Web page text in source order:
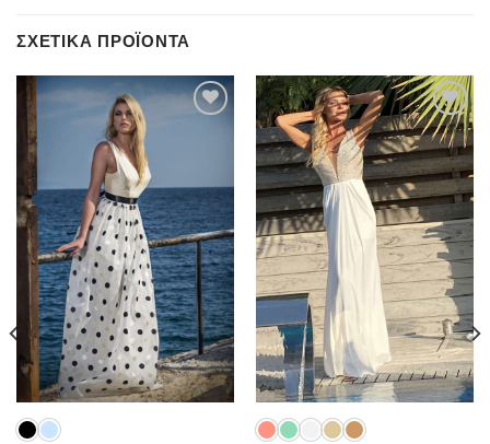
ΣΧΕΤΙΚΆ ΠΡΟΪΌΝΤΑ
Add to
wishlist